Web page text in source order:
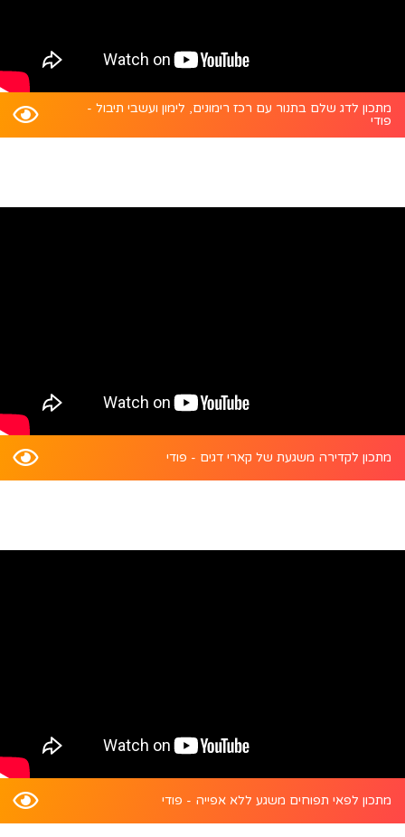
מתכון לדג שלם בתנור עם רכז רימונים, לימון ועשבי תיבול -
פודי
מתכון לקדירה משגעת של קארי דגים - פודי
מתכון לפאי תפוחים משגע ללא אפייה - פודי